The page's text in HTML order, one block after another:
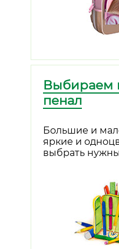
Выбираем
пенал
Большие и
яркие и
выбрать